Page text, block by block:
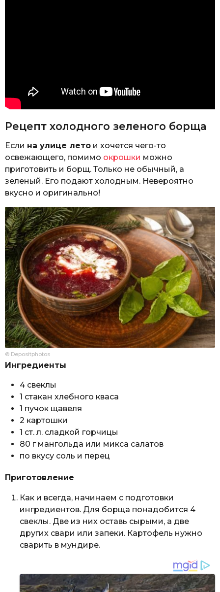
Рецепт холодного зеленого борща
Если на улице лето и хочется чего-то
освежающего, помимо окрошки можно
приготовить и борщ. Только не обычный, а
зеленый. Его подают холодным. Невероятно
вкусно и оригинально!
© Depositphotos
Ингредиенты
4 свеклы
1 стакан хлебного кваса
1 пучок щавеля
2 картошки
1 ст. л. сладкой горчицы
80 г мангольда или микса салатов
по вкусу соль и перец
Приготовление
Как и всегда, начинаем с подготовки
ингредиентов. Для борща понадобится 4
свеклы. Две из них оставь сырыми, а две
других свари или запеки. Картофель нужно
сварить в мундире.